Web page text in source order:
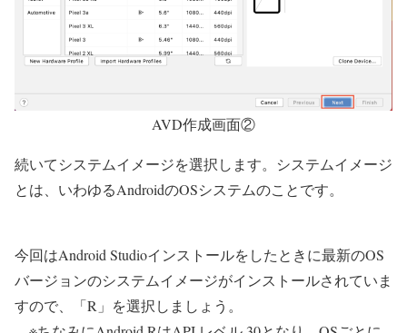
AVD作成画面②
続いてシステムイメージを選択します。 システムイメージ
とは、いわゆるAndroidのOSシステムのことです。
今回はAndroid Studioインストールをしたときに最新のOS
バージョンのシステムイメージがインストールされていま
すので、
「R」を選択しましょう。